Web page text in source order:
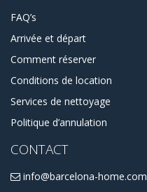
FAQ’s
Arrivée et départ
Comment réserver
Conditions de location
Services de nettoyage
Politique d’annulation
CONTACT
info@barcelona-home.com